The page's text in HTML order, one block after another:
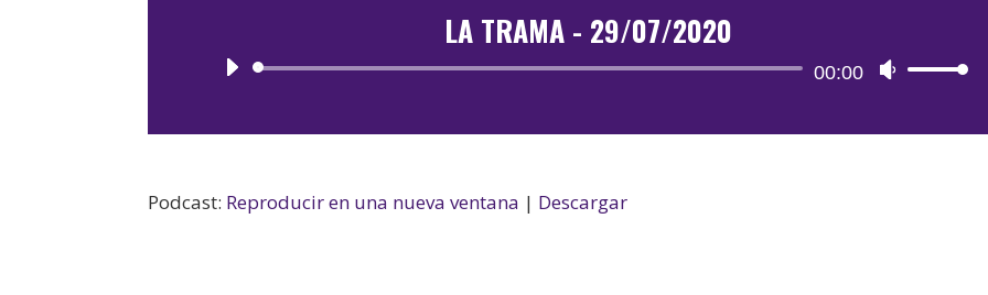
LA TRAMA - 29/07/2020
Reproductor
audio
00:00
Utiliza
teclas
Podcast: Reproducir en una nueva ventana | Descargar